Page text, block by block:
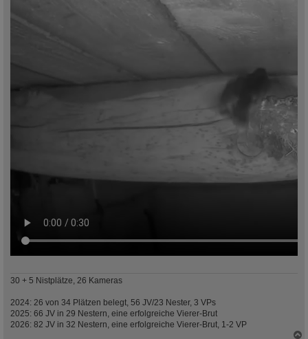
30 + 5 Nistplätze, 26 Kameras
2024: 26 von 34 Plätzen belegt, 56 JV/23 Nester, 3 VPs
2025: 66 JV in 29 Nestern, eine erfolgreiche Vierer-Brut
2026: 82 JV in 32 Nestern, eine erfolgreiche Vierer-Brut, 1-2 VP